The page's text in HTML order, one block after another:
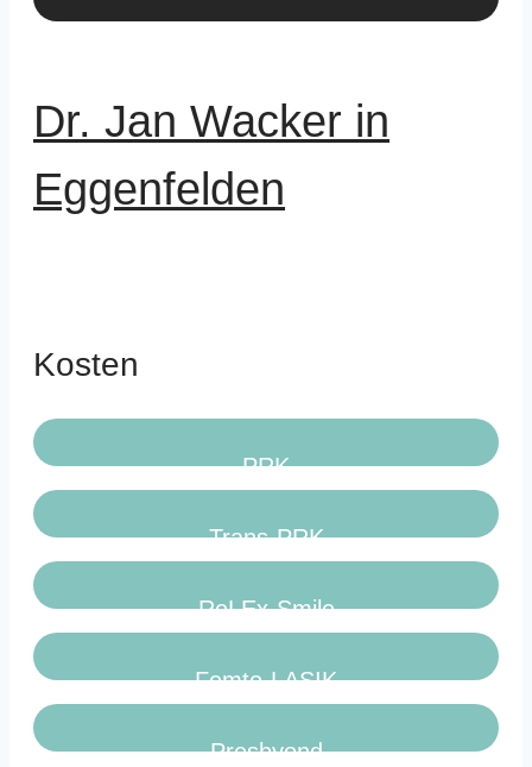
Dr. Jan Wacker in
Eggenfelden
Kosten
PRK
Trans-PRK
ReLEx-Smile
Femto-LASIK
Presbyond